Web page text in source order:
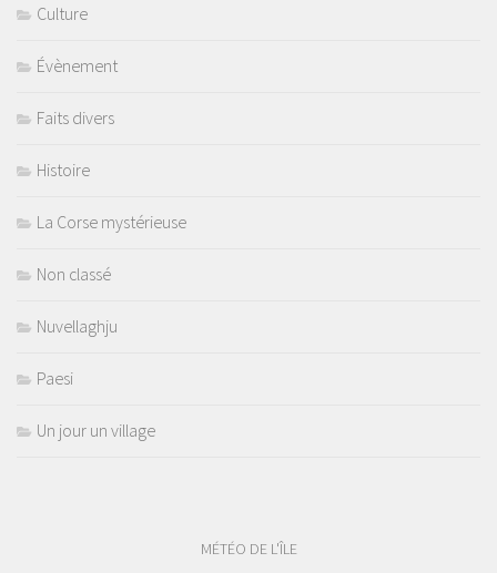
Culture
Évènement
Faits divers
Histoire
La Corse mystérieuse
Non classé
Nuvellaghju
Paesi
Un jour un village
MÉTÉO DE L'ÎLE